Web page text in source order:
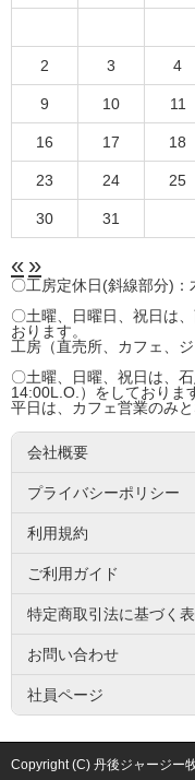
2 3 4
9 10 11
16 17 18
23 24 25
30 31
« »
〇工房定休日(斜線部分)
〇土曜、日曜日、祝日は
おります。
工房（直売所、カフェ、
〇土曜、日曜、祝日は、
14:00L.O.）をしておりま
平日は、カフェ営業のみと
会社概要
プライバシーポリシー
利用規約
ご利用ガイド
特定商取引法に基づく
お問い合わせ
社員ページ
Copyright (C) 丹後ジャージー